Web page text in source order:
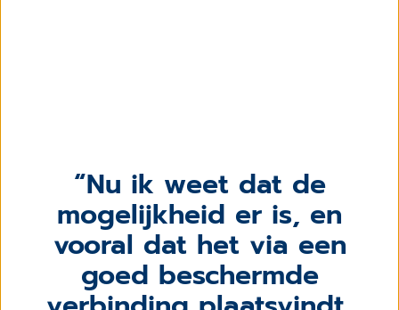
Nu ik weet dat de
mogelijkheid er is, en
vooral dat het via een
goed beschermde